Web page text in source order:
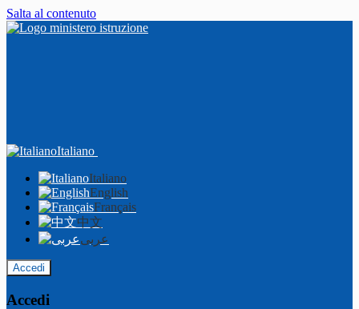
Salta al contenuto
Italiano
Italiano
English
Français
中文
عربى
Accedi
Accedi